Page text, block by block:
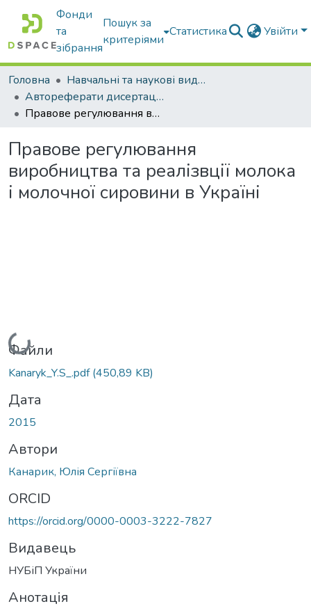
Фонди
та
зібрання
Пошук за
критеріями
Статистика Увійти
Головна
Навчальні та наукові видання
Автореферати дисертацій та дисертації
Правове регулювання виробництва та реалізвції молока і молочної сировини в Україні
Правове регулювання
виробництва та реалізвції молока
і молочної сировини в Україні
Вантажиться...
Файли
Kanaryk_Y.S_.pdf(450,89 KB)
Дата
2015
Автори
Канарик, Юлія Сергіївна
ORCID
https://orcid.org/0000-0003-3222-7827
Видавець
НУБіП України
Анотація